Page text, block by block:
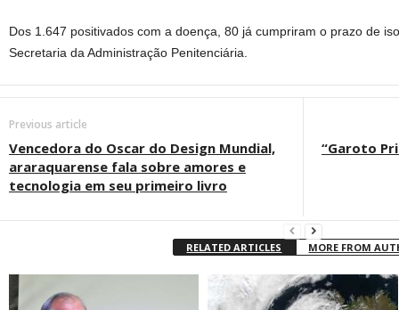
Dos 1.647 positivados com a doença, 80 já cumpriram o prazo de
Secretaria da Administração Penitenciária.
Previous article
Vencedora do Oscar do Design Mundial,
araraquarense fala sobre amores e
tecnologia em seu primeiro livro
“Garoto
RELATED ARTICLES MORE FROM